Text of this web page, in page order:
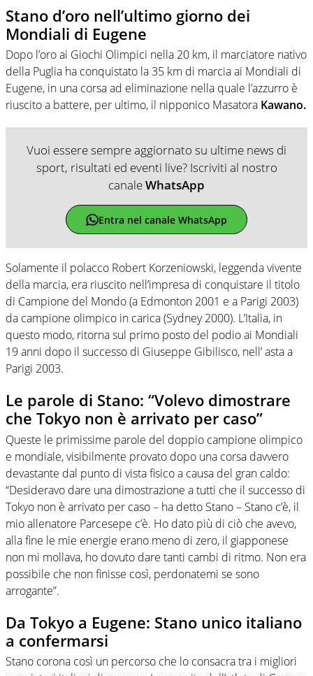
Stano d’oro nell’ultimo giorno dei
Mondiali di Eugene
Dopo l’oro ai Giochi Olimpici nella 20 km, il marciatore nativo
della Puglia ha conquistato la 35 km di marcia ai Mondiali di
Eugene, in una corsa ad eliminazione nella quale l’azzurro è
riuscito a battere, per ultimo, il nipponico Masatora Kawano.
Vuoi essere sempre aggiornato su ultime news di
sport, risultati ed eventi live? Iscriviti al nostro
canaleWhatsApp
Entra nel canale WhatsApp
Solamente il polacco Robert Korzeniowski, leggenda vivente
della marcia, era riuscito nell’impresa di conquistare il titolo
di Campione del Mondo (a Edmonton 2001 e a Parigi 2003)
da campione olimpico in carica (Sydney 2000). L’Italia, in
questo modo, ritorna sul primo posto del podio ai Mondiali
19 anni dopo il successo di Giuseppe Gibilisco, nell’ asta a
Parigi 2003.
Le parole di Stano: “Volevo dimostrare
che Tokyo non è arrivato per caso”
Queste le primissime parole del doppio campione olimpico
e mondiale, visibilmente provato dopo una corsa davvero
devastante dal punto di vista fisico a causa del gran caldo:
“Desideravo dare una dimostrazione a tutti che il successo di
Tokyo non è arrivato per caso – ha detto Stano – Stano c’è, il
mio allenatore Parcesepe c’è. Ho dato più di ciò che avevo,
alla fine le mie energie erano meno di zero, il giapponese
non mi mollava, ho dovuto dare tanti cambi di ritmo. Non era
possibile che non finisse così, perdonatemi se sono
arrogante”.
Da Tokyo a Eugene: Stano unico italiano
a confermarsi
Stano corona così un percorso che lo consacra tra i migliori